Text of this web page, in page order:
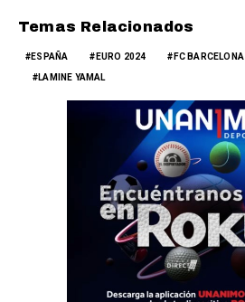
Temas Relacionados
ESPAÑA EURO 2024 FC BARCELONA
LAMINE YAMAL